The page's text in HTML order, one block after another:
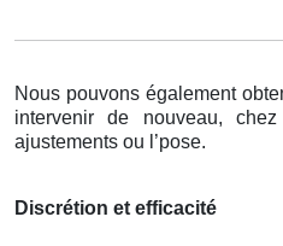
Nous pouvons également
intervenir de nouveau,
ajustements ou l’pose.
Discrétion et efficacité